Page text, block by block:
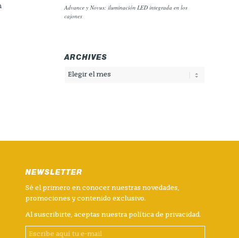
Advance y Novus: iluminación LED integrada en los
cajones
ARCHIVES
NEWSLETTER
Sé el primero en conocer nuestras novedades,
promociones y contenido exclusivo.
Al suscribirte, aceptas nuestrapolítica de privacidad.